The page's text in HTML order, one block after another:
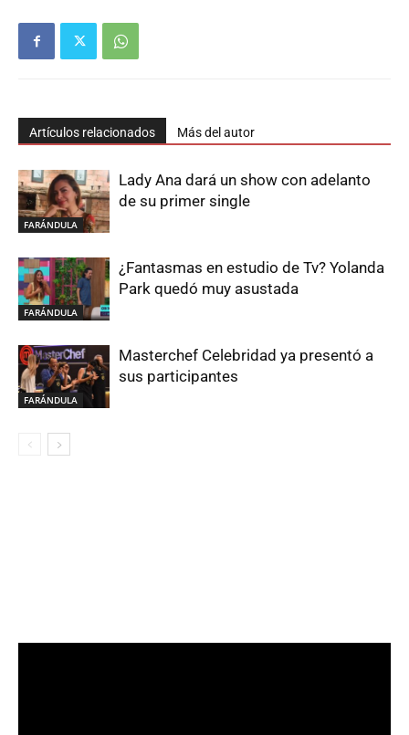
Artículos relacionados Más del autor
FARÁNDULA
Lady Ana dará un show con adelanto
de su primer single
FARÁNDULA
¿Fantasmas en estudio de Tv? Yolanda
Park quedó muy asustada
FARÁNDULA
Masterchef Celebridad ya presentó a
sus participantes